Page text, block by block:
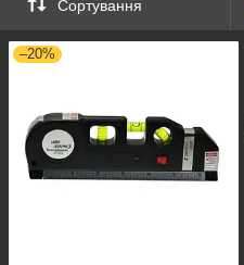
Сортування
–20%